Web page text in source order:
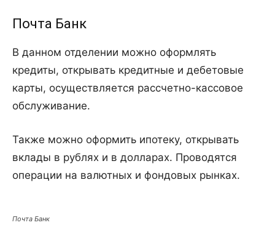
Почта Банк
В данном отделении можно оформлять
кредиты, открывать кредитные и дебетовые
карты, осуществляется рассчетно-кассовое
обслуживание.
Также можно оформить ипотеку, открывать
вклады в рублях и в долларах. Проводятся
операции на валютных и фондовых рынках.
Почта Банк